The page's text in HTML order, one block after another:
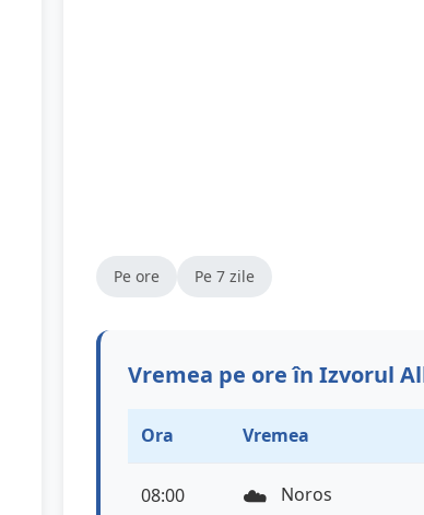
Pe ore Pe 7 zile
Vremea pe ore în Izvorul
Ora Vremea
08:00 ☁️ Noros